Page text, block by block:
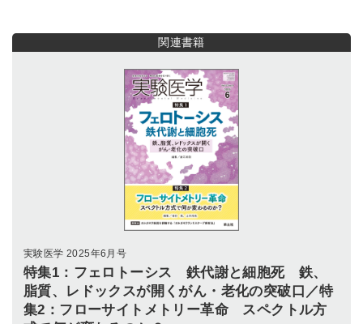
関連書籍
実験医学 2025年6月号
特集1：フェロトーシス 鉄代謝と細胞死 鉄、
脂質、レドックスが開くがん・老化の突破口／特
集2：フローサイトメトリー革命 スペクトル方